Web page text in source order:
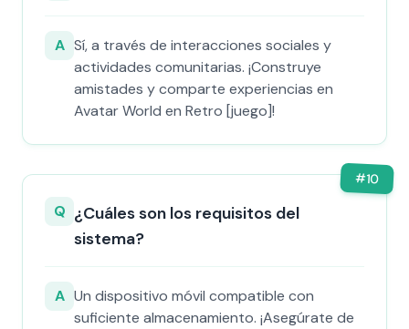
A Sí, a través de interacciones sociales y
actividades comunitarias. ¡Construye
amistades y comparte experiencias en
Avatar World en Retro [juego]!
#10
Q ¿Cuáles son los requisitos del
sistema?
A Un dispositivo móvil compatible con
suficiente almacenamiento. ¡Asegúrate de